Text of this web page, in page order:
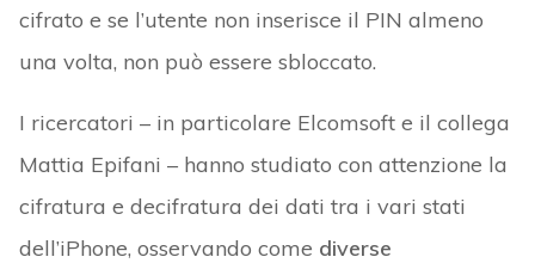
cifrato e se l’utente non inserisce il PIN almeno
una volta, non può essere sbloccato.
I ricercatori – in particolare Elcomsoft e il collega
Mattia Epifani – hanno studiato con attenzione la
cifratura e decifratura dei dati tra i vari stati
dell’iPhone, osservando come diverse